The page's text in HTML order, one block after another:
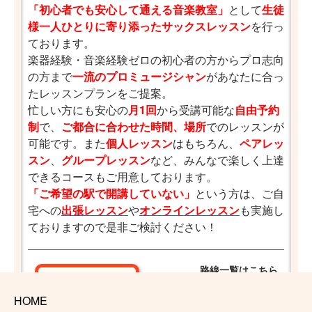
HOME
「初心者でも安心して通える音楽教室」 として生徒
様一人ひとりに寄り添ったサックスレッスンを行っ
ております。
楽器経験・音楽経験ゼロの初心者の方からプロ志向
の方まで一流のプロミュージシャンがあなたに合っ
たレッスンプランをご提案。
忙しい方にも安心の月1回から受講可能な自由予約
制で、 ご都合に合わせた時間、場所でのレッスンが
可能です。また個人レッスンはもちろん、 ペアレッ
スン、 グループレッスンなど、みんなで楽しく上達
できるコースもご用意しております。
「ご希望の駅で開講していない」 という方は、ご自
宅への出張レッスンやオンラインレッスンも実施し
ておりますので是非ご検討ください！
路線一覧はこちら